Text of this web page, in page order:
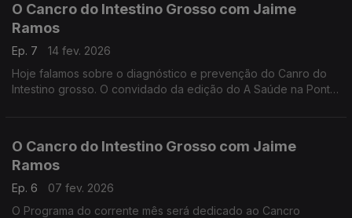
O Cancro do Intestino Grosso com Jaime
Ramos
Ep. 7
14 fev. 2026
Hoje falamos sobre o diagnóstico e prevenção do Canro do
Intestino grosso. O convidado da edição do A Saúde na Ponta
O Cancro do Intestino Grosso com Jaime
Ramos
Ep. 6
07 fev. 2026
O Programa do corrente mês será dedicado ao Cancro